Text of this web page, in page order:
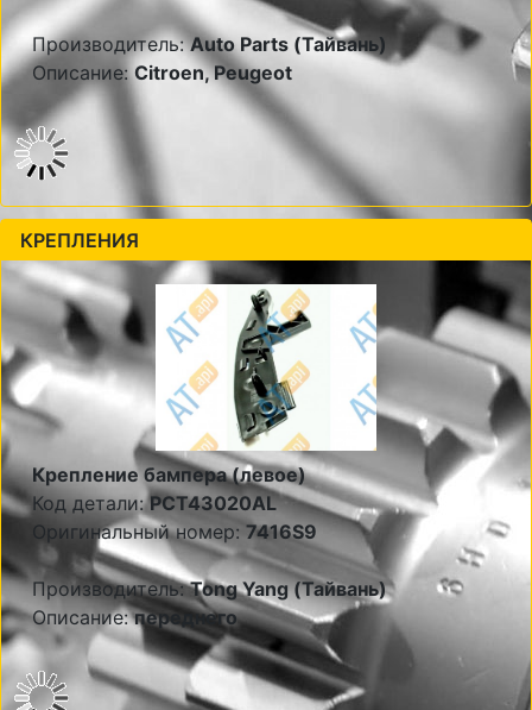
Производитель:Auto Parts (Тайвань)
Описание: Citroen, Peugeot
КРЕПЛЕНИЯ
Крепление бампера (левое)
Код детали:PCT43020AL
Оригинальный номер:7416S9
Производитель:Tong Yang (Тайвань)
Описание:переднего